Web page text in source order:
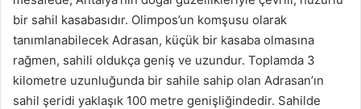
bir sahil kasabasıdır. Olimpos’un komşusu olarak
tanımlanabilecek Adrasan, küçük bir kasaba olmasına
rağmen, sahili oldukça geniş ve uzundur. Toplamda 3
kilometre uzunluğunda bir sahile sahip olan Adrasan’ın
sahil şeridi yaklaşık 100 metre genişliğindedir. Sahilde